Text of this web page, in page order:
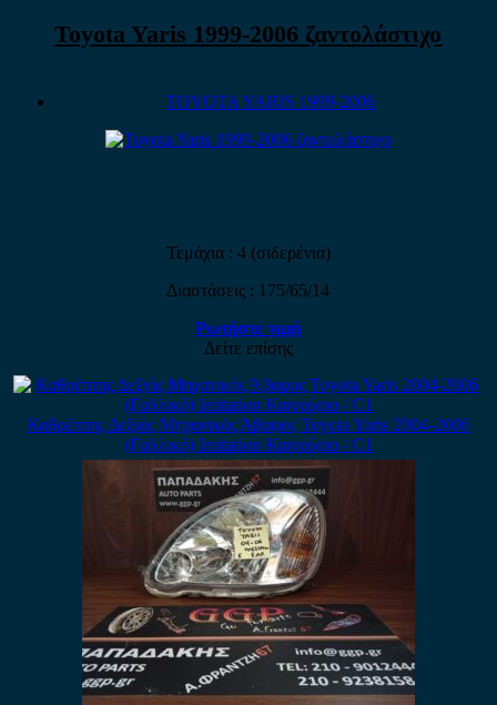
Toyota Yaris 1999-2006 ζαντολάστιχο
TOYOTA YARIS 1999-2006
Τεμάχια : 4 (σιδερένια)
Διαστάσεις : 175/65/14
Ρωτήστε τιμή
Δείτε επίσης
Καθρέπτης Δεξιός Μηχανικός Άβαφος Toyota Yaris 2004-2006
(Γαλλικό) Imitation Καινούριο / C1